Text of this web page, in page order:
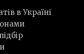
в Україні